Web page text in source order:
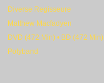
Diverse Regisseure
Matthew Macfadyen
DVD (472 Min) • BD (472 Min)
Polyband